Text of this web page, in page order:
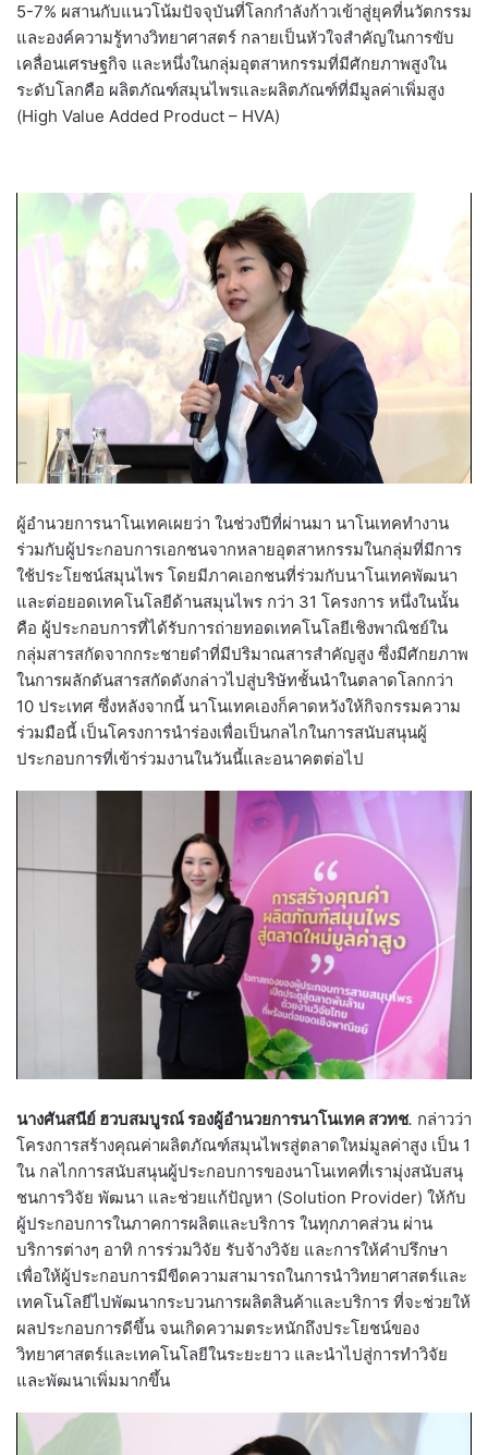
5-7% ผสานกับแนวโน้มปัจจุบันที่โลกกำลังก้าวเข้าสู่ยุคที่นวัตกรรม
และองค์ความรู้ทางวิทยาศาสตร์ กลายเป็นหัวใจสำคัญในการขับ
เคลื่อนเศรษฐกิจ และหนึ่งในกลุ่มอุตสาหกรรมที่มีศักยภาพสูงใน
ระดับโลกคือ ผลิตภัณฑ์สมุนไพรและผลิตภัณฑ์ที่มีมูลค่าเพิ่มสูง
(High Value Added Product – HVA)
ผู้อำนวยการนาโนเทคเผยว่า ในช่วงปีที่ผ่านมา นาโนเทคทำงาน
ร่วมกับผู้ประกอบการเอกชนจากหลายอุตสาหกรรมในกลุ่มที่มีการ
ใช้ประโยชน์สมุนไพร โดยมีภาคเอกชนที่ร่วมกับนาโนเทคพัฒนา
และต่อยอดเทคโนโลยีด้านสมุนไพร กว่า 31 โครงการ หนึ่งในนั้น
คือ ผู้ประกอบการที่ได้รับการถ่ายทอดเทคโนโลยีเชิงพาณิชย์ใน
กลุ่มสารสกัดจากกระชายดำที่มีปริมาณสารสำคัญสูง ซึ่งมีศักยภาพ
ในการผลักดันสารสกัดดังกล่าวไปสู่บริษัทชั้นนำในตลาดโลกกว่า
10 ประเทศ ซึ่งหลังจากนี้ นาโนเทคเองก็คาดหวังให้กิจกรรมความ
ร่วมมือนี้ เป็นโครงการนำร่องเพื่อเป็นกลไกในการสนับสนุนผู้
ประกอบการที่เข้าร่วมงานในวันนี้และอนาคตต่อไป
นางศันสนีย์ ฮวบสมบูรณ์ รองผู้อำนวยการนาโนเทค สวทช. กล่าวว่า
โครงการสร้างคุณค่าผลิตภัณฑ์สมุนไพรสู่ตลาดใหม่มูลค่าสูง เป็น 1
ใน กลไกการสนับสนุนผู้ประกอบการของนาโนเทคที่เรามุ่งสนับสนุ
ชนการวิจัย พัฒนา และช่วยแก้ปัญหา (Solution Provider) ให้กับ
ผู้ประกอบการในภาคการผลิตและบริการ ในทุกภาคส่วน ผ่าน
บริการต่างๆ อาทิ การร่วมวิจัย รับจ้างวิจัย และการให้คำปรึกษา
เพื่อให้ผู้ประกอบการมีขีดความสามารถในการนำวิทยาศาสตร์และ
เทคโนโลยีไปพัฒนากระบวนการผลิตสินค้าและบริการ ที่จะช่วยให้
ผลประกอบการดีขึ้น จนเกิดความตระหนักถึงประโยชน์ของ
วิทยาศาสตร์และเทคโนโลยีในระยะยาว และนำไปสู่การทำวิจัย
และพัฒนาเพิ่มมากขึ้น